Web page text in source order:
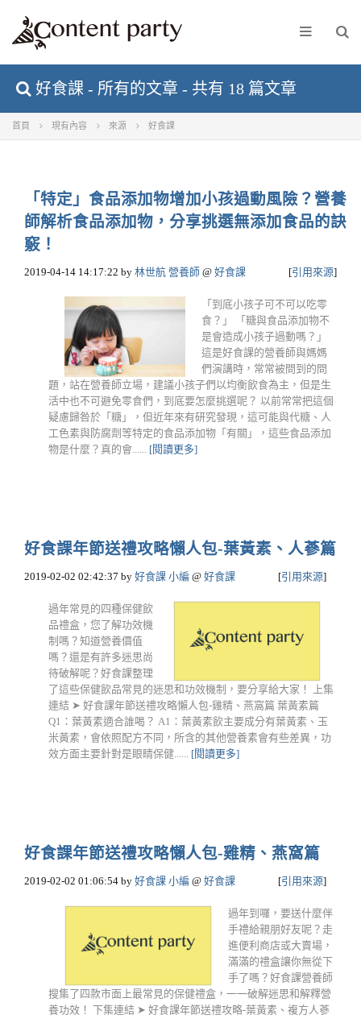
好食課 - 所有的文章 - 共有 18 篇文章
首頁 現有內容 來源 好食課
「特定」食品添加物增加小孩過動風險？營養
師解析食品添加物，分享挑選無添加食品的訣
竅！
2019-04-14 14:17:22 by 林世航 營養師 @ 好食課 [引用來源]
「到底小孩子可不可以吃零
食？」 「糖與食品添加物不
是會造成小孩子過動嗎？」
這是好食課的營養師與媽媽
們演講時，常常被問到的問
題，站在營養師立場，建議小孩子們以均衡飲食為主，但是生
活中也不可避免零食們，到底要怎麼挑選呢？ 以前常常把這個
疑慮歸咎於「糖」，但近年來有研究發現，這可能與代糖、人
工色素與防腐劑等特定的食品添加物「有關」，這些食品添加
物是什麼？真的會...... [閱讀更多]
好食課年節送禮攻略懶人包-葉黃素、人蔘篇
2019-02-02 02:42:37 by 好食課 小編 @ 好食課 [引用來源]
過年常見的四種保健飲
品禮盒，您了解功效機
制嗎？知道營養價值
嗎？還是有許多迷思尚
待破解呢？好食課整理
了這些保健飲品常見的迷思和功效機制，要分享給大家！ 上集
連結 ➤ 好食課年節送禮攻略懶人包-雞精、燕窩篇 葉黃素篇
Q1：葉黃素適合誰喝？ A1：葉黃素飲主要成分有葉黃素、玉
米黃素，會依照配方不同，所含的其他營養素會有些差異，功
效方面主要針對是眼睛保健...... [閱讀更多]
好食課年節送禮攻略懶人包-雞精、燕窩篇
2019-02-02 01:06:54 by 好食課 小編 @ 好食課 [引用來源]
過年到囉，要送什麼伴
手禮給親朋好友呢？走
進便利商店或大賣場，
滿滿的禮盒讓你無從下
手了嗎？好食課營養師
搜集了四款市面上最常見的保健禮盒，一一破解迷思和解釋營
養功效！ 下集連結 ➤ 好食課年節送禮攻略-葉黃素、複方人蔘